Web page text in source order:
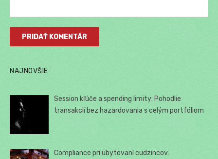
NAJNOVŠIE
Session kľúče a spending limity: Pohodlie
transakcií bez hazardovania s celým portfóliom
Compliance pri ubytovaní cudzincov: